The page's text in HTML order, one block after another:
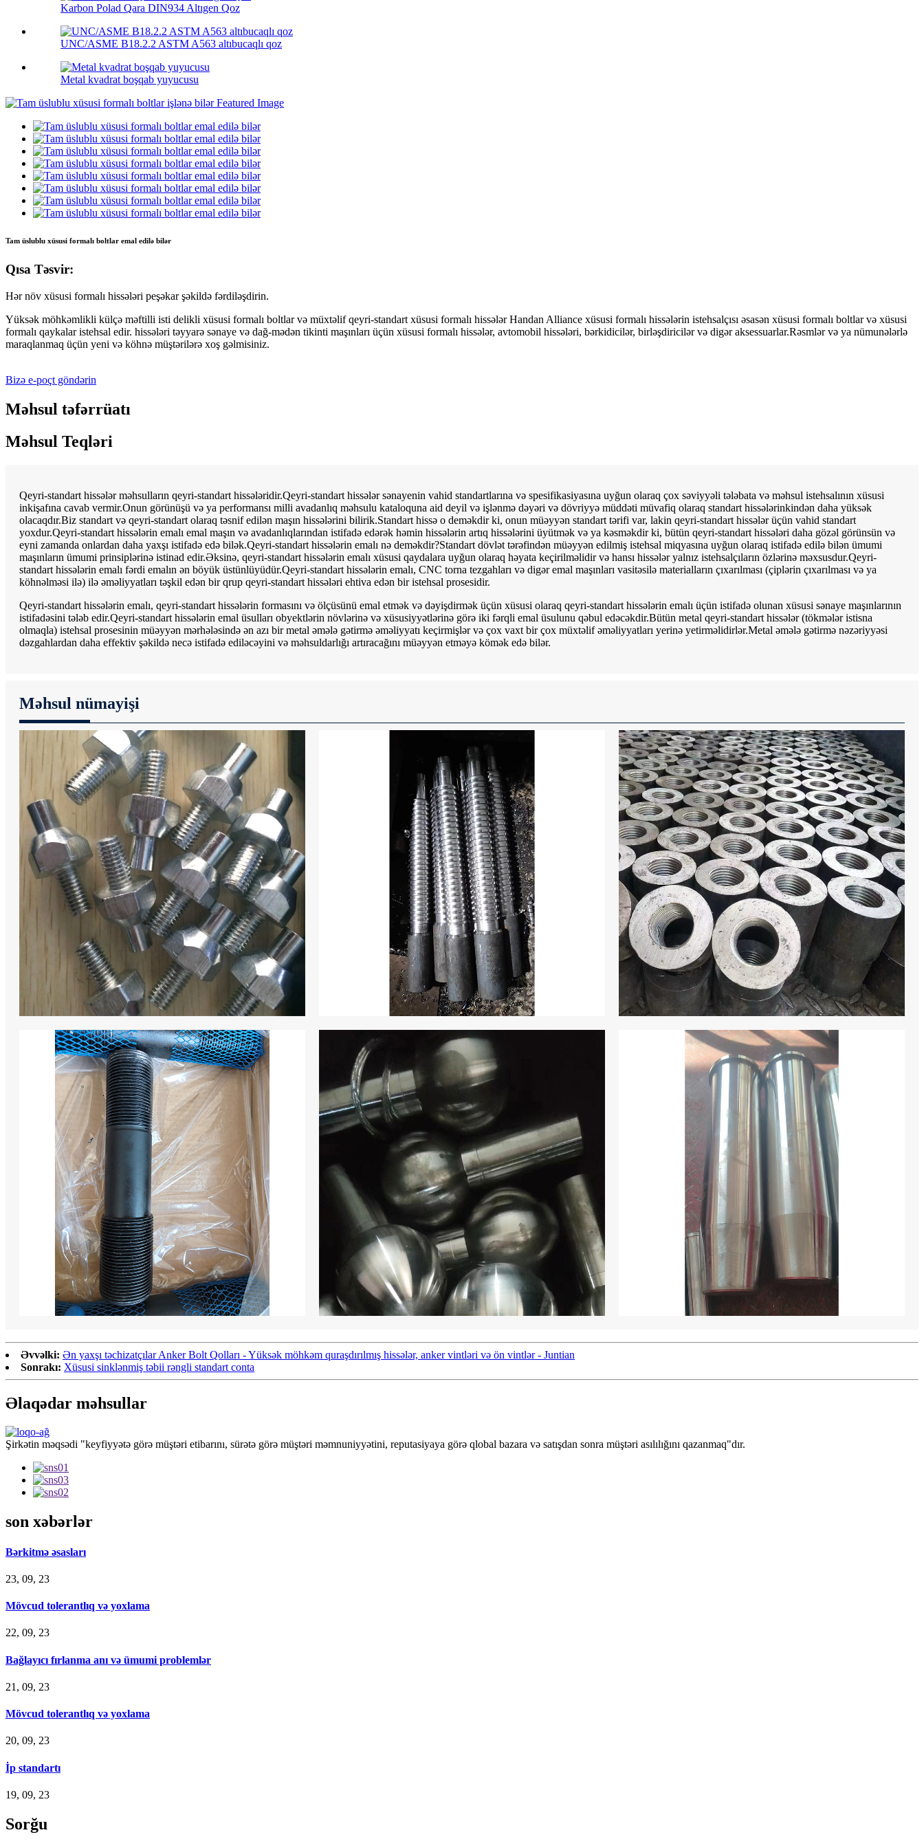
Karbon Polad Qara DIN934 Altıgen Qoz
UNC/ASME B18.2.2 ASTM A563 altıbucaqlı qoz
Metal kvadrat boşqab yuyucusu
Tam üslublu xüsusi formalı boltlar emal edilə bilər
Qısa Təsvir:
Hər növ xüsusi formalı hissələri peşəkar şəkildə fərdiləşdirin.
Yüksək möhkəmlikli külçə məftilli isti delikli xüsusi formalı boltlar və müxtəlif qeyri-standart xüsusi formalı hissələr Handan Alliance xüsusi formalı hissələrin istehsalçısı əsasən xüsusi formalı boltlar və xüsusi
formalı qaykalar istehsal edir. hissələri təyyarə sənaye və dağ-mədən tikinti maşınları üçün xüsusi formalı hissələr, avtomobil hissələri, bərkidicilər, birləşdiricilər və digər aksessuarlar.Rəsmlər və ya nümunələrlə
maraqlanmaq üçün yeni və köhnə müştərilərə xoş gəlmisiniz.
Bizə e-poçt göndərin
Məhsul təfərrüatı
Məhsul Teqləri
Qeyri-standart hissələr məhsulların qeyri-standart hissələridir.Qeyri-standart hissələr sənayenin vahid standartlarına və spesifikasiyasına uyğun olaraq çox səviyyəli tələbata və məhsul istehsalının xüsusi
inkişafına cavab vermir.Onun görünüşü və ya performansı milli avadanlıq məhsulu kataloquna aid deyil və işlənmə dəyəri və dövriyyə müddəti müvafiq olaraq standart hissələrinkindən daha yüksək
olacaqdır.Biz standart və qeyri-standart olaraq təsnif edilən maşın hissələrini bilirik.Standart hissə o deməkdir ki, onun müəyyən standart tərifi var, lakin qeyri-standart hissələr üçün vahid standart
yoxdur.Qeyri-standart hissələrin emalı emal maşın və avadanlıqlarından istifadə edərək həmin hissələrin artıq hissələrini üyütmək və ya kəsməkdir ki, bütün qeyri-standart hissələri daha gözəl görünsün və
eyni zamanda onlardan daha yaxşı istifadə edə bilək.Qeyri-standart hissələrin emalı nə deməkdir?Standart dövlət tərəfindən müəyyən edilmiş istehsal miqyasına uyğun olaraq istifadə edilə bilən ümumi
maşınların ümumi prinsiplərinə istinad edir.Əksinə, qeyri-standart hissələrin emalı xüsusi qaydalara uyğun olaraq həyata keçirilməlidir və hansı hissələr yalnız istehsalçıların özlərinə məxsusdur.Qeyri-
standart hissələrin emalı fərdi emalın ən böyük üstünlüyüdür.Qeyri-standart hissələrin emalı, CNC torna tezgahları və digər emal maşınları vasitəsilə materialların çıxarılması (çiplərin çıxarılması və ya
köhnəlməsi ilə) ilə əməliyyatları təşkil edən bir qrup qeyri-standart hissələri ehtiva edən bir istehsal prosesidir.
Qeyri-standart hissələrin emalı, qeyri-standart hissələrin formasını və ölçüsünü emal etmək və dəyişdirmək üçün xüsusi olaraq qeyri-standart hissələrin emalı üçün istifadə olunan xüsusi sənaye maşınlarının
istifadəsini tələb edir.Qeyri-standart hissələrin emal üsulları obyektlərin növlərinə və xüsusiyyətlərinə görə iki fərqli emal üsulunu qəbul edəcəkdir.Bütün metal qeyri-standart hissələr (tökmələr istisna
olmaqla) istehsal prosesinin müəyyən mərhələsində ən azı bir metal əmələ gətirmə əməliyyatı keçirmişlər və çox vaxt bir çox müxtəlif əməliyyatları yerinə yetirməlidirlər.Metal əmələ gətirmə nəzəriyyəsi
dəzgahlardan daha effektiv şəkildə necə istifadə ediləcəyini və məhsuldarlığı artıracağını müəyyən etməyə kömək edə bilər.
Məhsul nümayişi
Əvvəlki: Ən yaxşı təchizatçılar Anker Bolt Qolları - Yüksək möhkəm quraşdırılmış hissələr, anker vintləri və ön vintlər - Juntian
Sonrakı: Xüsusi sinklənmiş təbii rəngli standart conta
Əlaqədar məhsullar
Şirkətin məqsədi "keyfiyyətə görə müştəri etibarını, sürətə görə müştəri məmnuniyyətini, reputasiyaya görə qlobal bazara və satışdan sonra müştəri asılılığını qazanmaq"dır.
son xəbərlər
Bərkitmə əsasları
23, 09, 23
Mövcud tolerantlıq və yoxlama
22, 09, 23
Bağlayıcı fırlanma anı və ümumi problemlər
21, 09, 23
Mövcud tolerantlıq və yoxlama
20, 09, 23
İp standartı
19, 09, 23
Sorğu